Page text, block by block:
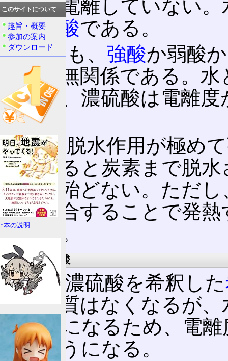
が殆ど電離していない
め、弱酸である。
そもそも、 強酸か弱酸
濃度は無関係である。
いので、濃硫酸は電離
る。
しかし脱水作用が極め
を掛けると炭素まで脱
影響は殆どない。ただ
水と混合することで発
になる。
水溶液は強酸
一方、濃硫酸を希釈した
酸の性質はなくなるが
るようになるため、電
示すようになる。
このサイトについて
趣旨・概要
参加の案内
ダウンロード
↑本の説明